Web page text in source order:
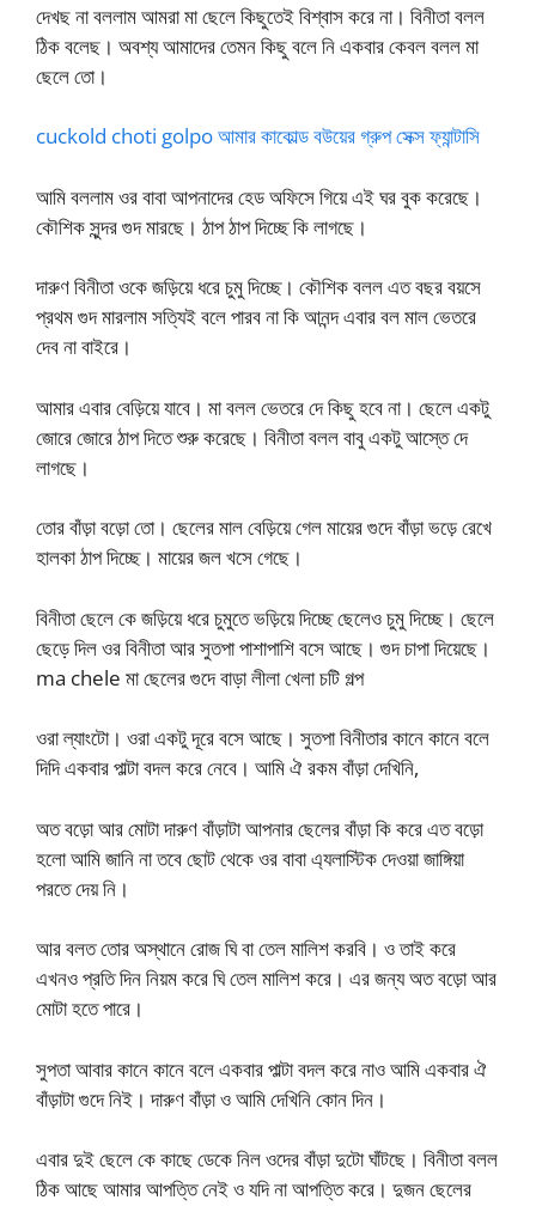
দেখছ না বললাম আমরা মা ছেলে কিছুতেই বিশ্বাস করে না। বিনীতা বলল
ঠিক বলেছ। অবশ্য আমাদের তেমন কিছু বলে নি একবার কেবল বলল মা
ছেলে তো।
cuckold choti golpo আমার কাকোল্ড বউয়ের গ্রুপ সেক্স ফ্যান্টাসি
আমি বললাম ওর বাবা আপনাদের হেড অফিসে গিয়ে এই ঘর বুক করেছে।
কৌশিক সুন্দর গুদ মারছে। ঠাপ ঠাপ দিচ্ছে কি লাগছে।
দারুণ বিনীতা ওকে জড়িয়ে ধরে চুমু দিচ্ছে। কৌশিক বলল এত বছর বয়সে
প্রথম গুদ মারলাম সত্যিই বলে পারব না কি আনন্দ এবার বল মাল ভেতরে
দেব না বাইরে।
আমার এবার বেড়িয়ে যাবে। মা বলল ভেতরে দে কিছু হবে না। ছেলে একটু
জোরে জোরে ঠাপ দিতে শুরু করেছে। বিনীতা বলল বাবু একটু আস্তে দে
লাগছে।
তোর বাঁড়া বড়ো তো। ছেলের মাল বেড়িয়ে গেল মায়ের গুদে বাঁড়া ভড়ে রেখে
হালকা ঠাপ দিচ্ছে। মায়ের জল খসে গেছে।
বিনীতা ছেলে কে জড়িয়ে ধরে চুমুতে ভড়িয়ে দিচ্ছে ছেলেও চুমু দিচ্ছে। ছেলে
ছেড়ে দিল ওর বিনীতা আর সুতপা পাশাপাশি বসে আছে। গুদ চাপা দিয়েছে।
ma chele মা ছেলের গুদে বাড়া লীলা খেলা চটি গল্প
ওরা ল্যাংটো। ওরা একটু দূরে বসে আছে। সুতপা বিনীতার কানে কানে বলে
দিদি একবার পাল্টা বদল করে নেবে। আমি ঐ রকম বাঁড়া দেখিনি,
অত বড়ো আর মোটা দারুণ বাঁড়াটা আপনার ছেলের বাঁড়া কি করে এত বড়ো
হলো আমি জানি না তবে ছোট থেকে ওর বাবা এ্যলাস্টিক দেওয়া জাঙ্গিয়া
পরতে দেয় নি।
আর বলত তোর অস্থানে রোজ ঘি বা তেল মালিশ করবি। ও তাই করে
এখনও প্রতি দিন নিয়ম করে ঘি তেল মালিশ করে। এর জন্য অত বড়ো আর
মোটা হতে পারে।
সুপতা আবার কানে কানে বলে একবার পাল্টা বদল করে নাও আমি একবার ঐ
বাঁড়াটা গুদে নিই। দারুণ বাঁড়া ও আমি দেখিনি কোন দিন।
এবার দুই ছেলে কে কাছে ডেকে নিল ওদের বাঁড়া দুটো ঘাঁটছে। বিনীতা বলল
ঠিক আছে আমার আপত্তি নেই ও যদি না আপত্তি করে। দুজন ছেলের